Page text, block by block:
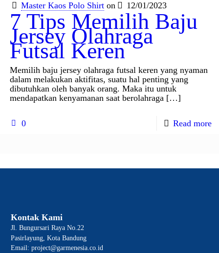
Master Kaos Polo Shirt on 12/01/2023
7 Tips Memilih Baju
Jersey Olahraga
Futsal Keren
Memilih baju jersey olahraga futsal keren yang nyaman
dalam melakukan aktifitas, suatu hal penting yang
dibutuhkan oleh banyak orang. Maka itu untuk
mendapatkan kenyamanan saat berolahraga […]
0 Read more
Kontak Kami
Jl. Bungursari Raya No.22
Pasirlayung, Kota Bandung
Email: project@garmenesia.co.id